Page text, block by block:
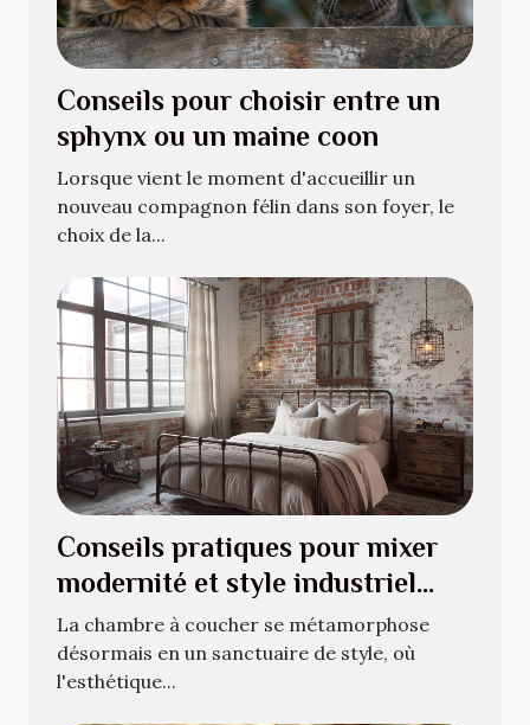
Conseils pour choisir entre un
sphynx ou un maine coon
Lorsque vient le moment d'accueillir un
nouveau compagnon félin dans son foyer, le
choix de la...
Conseils pratiques pour mixer
modernité et style industriel
dans votre chambre
La chambre à coucher se métamorphose
désormais en un sanctuaire de style, où
l'esthétique...